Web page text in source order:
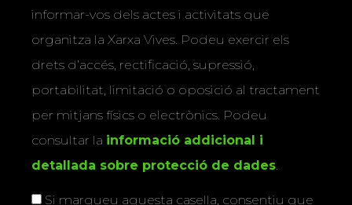
informar-vos dels actes i activitats que
organitza la Xarxa Vives. Podeu exercir els
drets d’accés, rectificació, supressió,
portabilitat, limitació o oposició al tractament
per mitjans físics o electrònics. Podeu
consultar la informació addicional i
detallada sobre protecció de dades
Si marqueu aquesta casella, consentiu que